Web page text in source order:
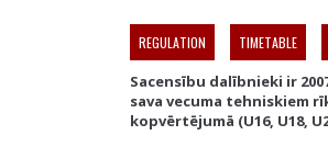
REGULATION TIMETABLE
Sacensību dalībnieki ir
sava vecuma tehniskiem
kopvērtējumā (U16, U18,